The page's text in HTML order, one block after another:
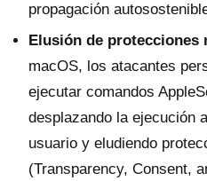
propagación
Elusión de protecciones
macOS, los atacantes
ejecutar comandos
desplazando la ejecución
usuario y eludiendo
(Transparency, Consent,